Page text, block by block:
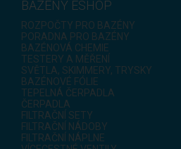
BAZÉNY ESHOP
ROZPOČTY PRO BAZÉNY
PORADNA PRO BAZÉNY
BAZÉNOVÁ CHEMIE
TESTERY A MĚŘENÍ
SVĚTLA, SKIMMERY, TRYSKY
BAZÉNOVÉ FÓLIE
TEPELNÁ ČERPADLA
ČERPADLA
FILTRAČNÍ SETY
FILTRAČNÍ NÁDOBY
FILTRAČNÍ NÁPLNE